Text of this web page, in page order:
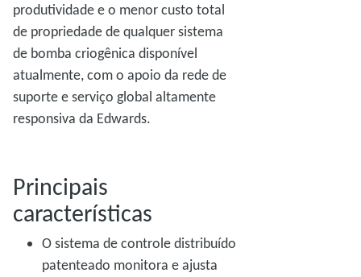
produtividade e o menor custo total
de propriedade de qualquer sistema
de bomba criogênica disponível
atualmente, com o apoio da rede de
suporte e serviço global altamente
responsiva da Edwards.
Principais
características
O sistema de controle distribuído
patenteado monitora e ajusta